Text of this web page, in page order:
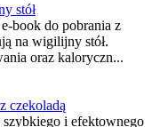
stół
book do pobrania z
na wigilijny stół.
oraz kaloryczn...
czekoladą
i efektownego